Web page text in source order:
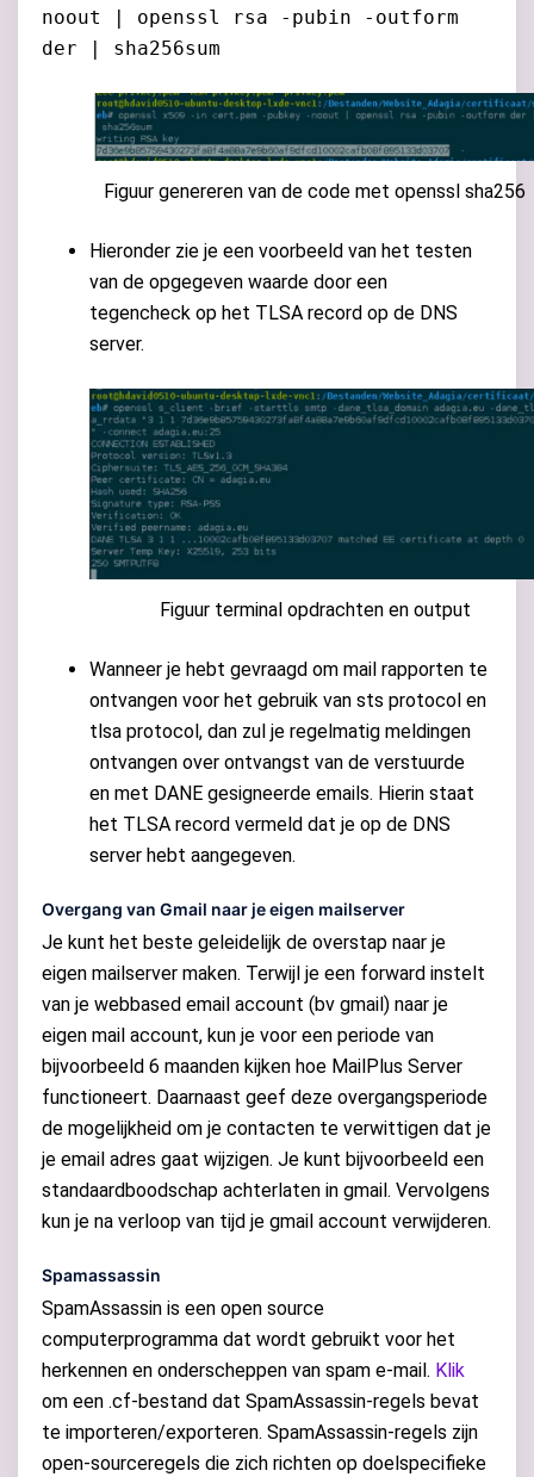
noout | openssl rsa -pubin -outform
der | sha256sum
Figuur genereren van de code met openssl sha256
Hieronder zie je een voorbeeld van het testen
van de opgegeven waarde door een
tegencheck op het TLSA record op de DNS
server.
Figuur terminal opdrachten en output
Wanneer je hebt gevraagd om mail rapporten te
ontvangen voor het gebruik van sts protocol en
tlsa protocol, dan zul je regelmatig meldingen
ontvangen over ontvangst van de verstuurde
en met DANE gesigneerde emails. Hierin staat
het TLSA record vermeld dat je op de DNS
server hebt aangegeven.
Overgang van Gmail naar je eigen mailserver
Je kunt het beste geleidelijk de overstap naar je
eigen mailserver maken. Terwijl je een forward instelt
van je webbased email account (bv gmail) naar je
eigen mail account, kun je voor een periode van
bijvoorbeeld 6 maanden kijken hoe MailPlus Server
functioneert. Daarnaast geef deze overgangsperiode
de mogelijkheid om je contacten te verwittigen dat je
je email adres gaat wijzigen. Je kunt bijvoorbeeld een
standaardboodschap achterlaten in gmail. Vervolgens
kun je na verloop van tijd je gmail account verwijderen.
Spamassassin
SpamAssassin is een open source
computerprogramma dat wordt gebruikt voor het
herkennen en onderscheppen van spam e-mail. Klik
om een .cf-bestand dat SpamAssassin-regels bevat
te importeren/exporteren. SpamAssassin-regels zijn
open-sourceregels die zich richten op doelspecifieke